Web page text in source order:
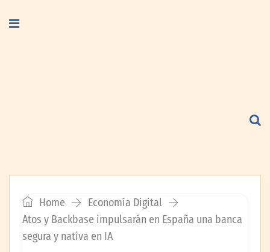
Home
Economía Digital
Atos y Backbase impulsarán en España una banca
segura y nativa en IA